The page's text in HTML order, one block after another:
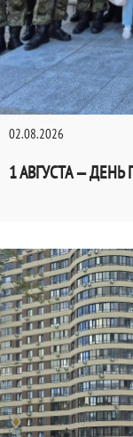
02.08.2026
1 АВГУСТА —